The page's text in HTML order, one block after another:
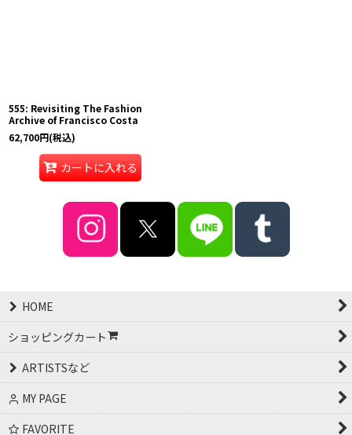
555: Revisiting The Fashion
Archive of Francisco Costa
62,700円(税込)
カートに入れる
HOME
ショッピングカート
ARTISTSなど
MY PAGE
FAVORITE